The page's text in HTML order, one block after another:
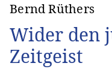
Bernd Rüthers
Wider den
Zeitgeist